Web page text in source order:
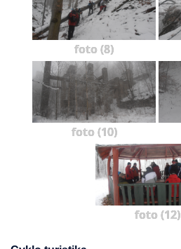
foto (8)
foto (10)
foto (12)